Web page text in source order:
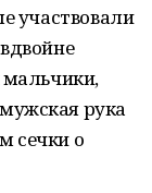
участвовали
мальчики,
рука
сечки о